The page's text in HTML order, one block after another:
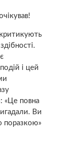
і цей
«Це повна
Ви
поразкою»